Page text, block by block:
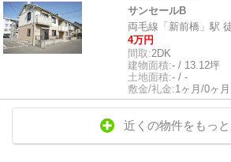
サンセールB
両毛線「新前橋」駅
4万円
間取:2DK
建物面積:- / 13.12坪
土地面積:- / -
敷金/礼金:1ヶ月/0ヶ月
近くの物件をもっ